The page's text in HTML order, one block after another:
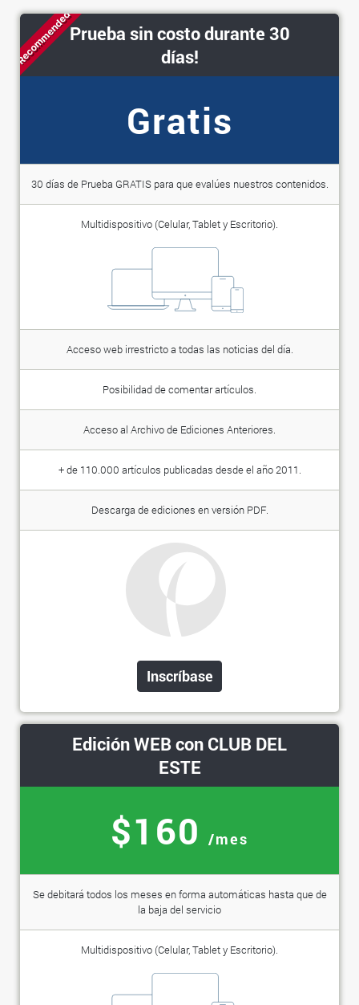
RecommendedPrueba sin costo durante 30
días!
Gratis
30 días de Prueba GRATIS para que evalúes nuestros contenidos.
Multidispositivo (Celular, Tablet y Escritorio).
Acceso web irrestricto a todas las noticias del día.
Posibilidad de comentar artículos.
Acceso al Archivo de Ediciones Anteriores.
+ de 110.000 artículos publicadas desde el año 2011.
Descarga de ediciones en versión PDF.
Inscríbase
Edición WEB con CLUB DEL
ESTE
$160 /mes
Se debitará todos los meses en forma automáticas hasta que de
la baja del servicio
Multidispositivo (Celular, Tablet y Escritorio).